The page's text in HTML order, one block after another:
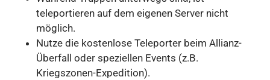
teleportieren auf dem eigenen Server nicht
möglich.
Nutze die kostenlose Teleporter beim Allianz-
Überfall oder speziellen Events (z.B.
Kriegszonen-Expedition).